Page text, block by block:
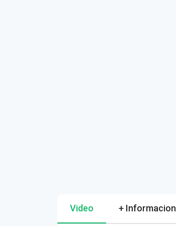
Video + Informacion